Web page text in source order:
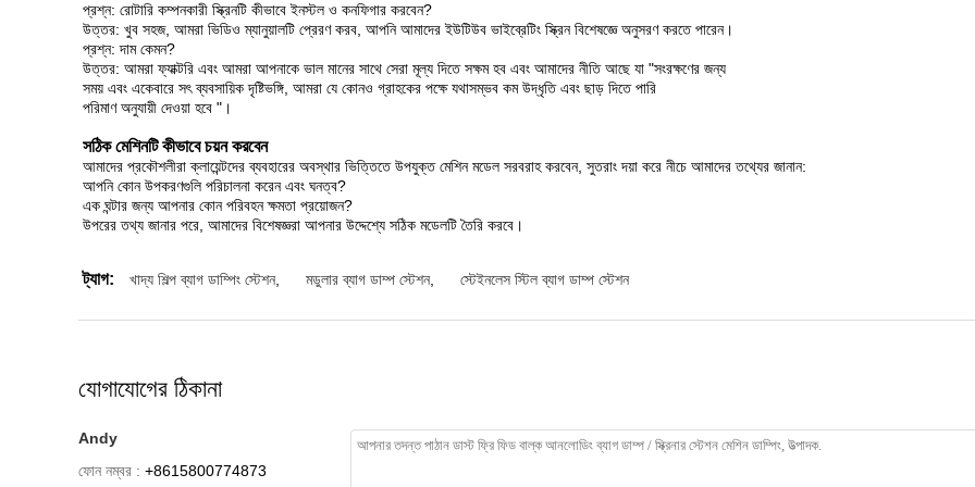
প্রশ্ন: রোটারি কম্পনকারী স্ক্রিনটি কীভাবে ইনস্টল ও কনফিগার করবেন?
উত্তর: খুব সহজ, আমরা ভিডিও ম্যানুয়ালটি প্রেরণ করব, আপনি আমাদের ইউটিউব ভাইব্রেটিং স্ক্রিন বিশেষজ্ঞে অনুসরণ করতে পারেন।
প্রশ্ন: দাম কেমন?
উত্তর: আমরা ফ্যাক্টরি এবং আমরা আপনাকে ভাল মানের সাথে সেরা মূল্য দিতে সক্ষম হব এবং আমাদের নীতি আছে যা "সংরক্ষণের জন্য
সময় এবং একেবারে সৎ ব্যবসায়িক দৃষ্টিভঙ্গি, আমরা যে কোনও গ্রাহকের পক্ষে যথাসম্ভব কম উদ্ধৃতি এবং ছাড় দিতে পারি
পরিমাণ অনুযায়ী দেওয়া হবে "।
সঠিক মেশিনটি কীভাবে চয়ন করবেন
আমাদের প্রকৌশলীরা ক্লায়েন্টদের ব্যবহারের অবস্থার ভিত্তিতে উপযুক্ত মেশিন মডেল সরবরাহ করবেন, সুতরাং দয়া করে নীচে আমাদের তথ্যের জানান:
আপনি কোন উপকরণগুলি পরিচালনা করেন এবং ঘনত্ব?
এক ঘন্টার জন্য আপনার কোন পরিবহন ক্ষমতা প্রয়োজন?
উপরের তথ্য জানার পরে, আমাদের বিশেষজ্ঞরা আপনার উদ্দেশ্যে সঠিক মডেলটি তৈরি করবে।
ট্যাগ: খাদ্য শিল্প ব্যাগ ডাম্পিং স্টেশন, মডুলার ব্যাগ ডাম্প স্টেশন, স্টেইনলেস স্টিল ব্যাগ ডাম্প স্টেশন
যোগাযোগের ঠিকানা
Andy
ফোন নম্বর : +8615800774873